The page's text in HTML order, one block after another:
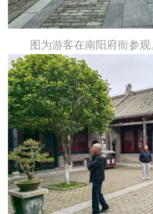
图为游客在南阳府衙参